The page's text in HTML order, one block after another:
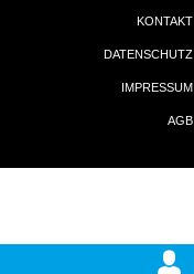
KONTAKT
DATENSCHUTZ
IMPRESSUM
AGB